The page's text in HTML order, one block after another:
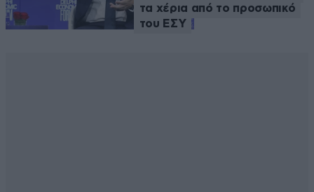
τα χέρια από το προσωπικό
του ΕΣΥ